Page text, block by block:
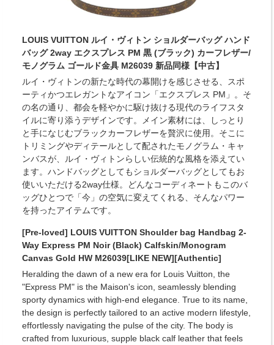
LOUIS VUITTON ルイ・ヴィトン ショルダーバッグ ハンド
バッグ 2way エクスプレス PM 黒 (ブラック) カーフレザー/
モノグラム ゴールド金具 M26039 新品同様【中古】
ルイ・ヴィトンの新たな時代の幕開けを感じさせる、スポ
ーティかつエレガントなアイコン「エクスプレス PM」。そ
の名の通り、都会を軽やかに駆け抜ける現代のライフスタ
イルに寄り添うデザインです。メイン素材には、しっとり
と手になじむブラックカーフレザーを贅沢に使用。そこに
トリミングやディテールとして配されたモノグラム・キャ
ンバスが、ルイ・ヴィトンらしい伝統的な風格を添えてい
ます。ハンドバッグとしてもショルダーバッグとしてもお
使いいただける2way仕様。どんなコーディネートもこのバ
ッグひとつで「今」の空気に変えてくれる、そんなパワー
を持ったアイテムです。
[Pre-loved] LOUIS VUITTON Shoulder bag Handbag 2-
Way Express PM Noir (Black) Calfskin/Monogram
Canvas Gold HW M26039[LIKE NEW][Authentic]
Heralding the dawn of a new era for Louis Vuitton, the
"Express PM" is the Maison's icon, seamlessly blending
sporty dynamics with high-end elegance. True to its name,
the design is perfectly tailored to an active modern lifestyle,
effortlessly navigating the pulse of the city. The body is
crafted from luxurious, supple black calf leather that feels